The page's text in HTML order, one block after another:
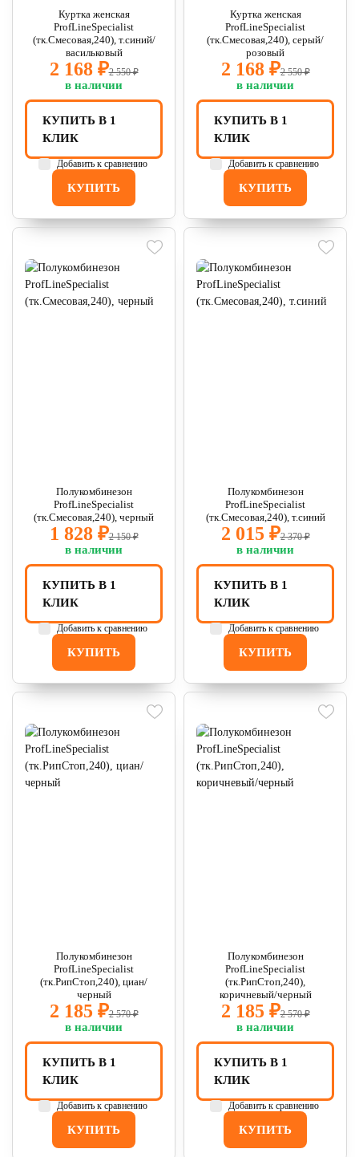
Куртка женская
ProfLineSpecialist
(тк.Смесовая,240), т.синий/
васильковый
2 168 ₽2 550 ₽
в наличии
КУПИТЬ
КУПИТЬ В 1
КЛИК
Добавить к сравнению
Куртка женская
ProfLineSpecialist
(тк.Смесовая,240), серый/
розовый
2 168 ₽2 550 ₽
в наличии
КУПИТЬ
КУПИТЬ В 1
КЛИК
Добавить к сравнению
Полукомбинезон
ProfLineSpecialist
(тк.Смесовая,240), черный
1 828 ₽2 150 ₽
в наличии
КУПИТЬ
КУПИТЬ В 1
КЛИК
Добавить к сравнению
Полукомбинезон
ProfLineSpecialist
(тк.Смесовая,240), т.синий
2 015 ₽2 370 ₽
в наличии
КУПИТЬ
КУПИТЬ В 1
КЛИК
Добавить к сравнению
Полукомбинезон
ProfLineSpecialist
(тк.РипСтоп,240), циан/
черный
2 185 ₽2 570 ₽
в наличии
КУПИТЬ
КУПИТЬ В 1
КЛИК
Добавить к сравнению
Полукомбинезон
ProfLineSpecialist
(тк.РипСтоп,240),
коричневый/черный
2 185 ₽2 570 ₽
в наличии
КУПИТЬ
КУПИТЬ В 1
КЛИК
Добавить к сравнению